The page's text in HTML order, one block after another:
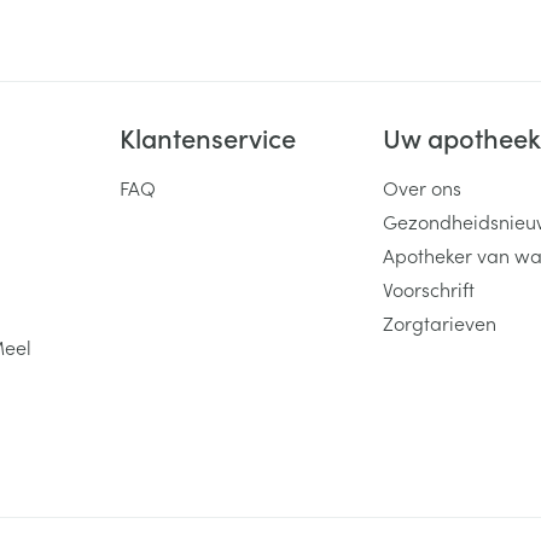
Klantenservice
FAQ
Uw apotheek
Over ons
Apotheker van
Voorschrift
Zorgtarieven